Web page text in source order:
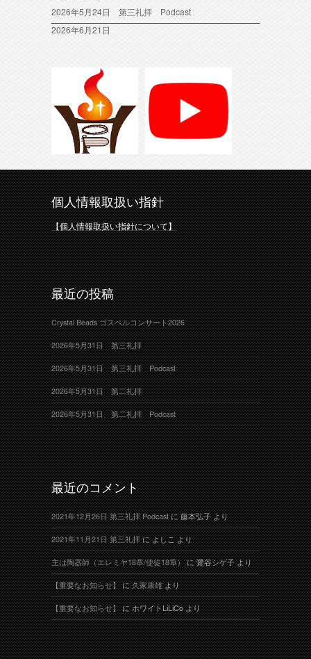
2026年5月24日 第三礼拝 Podcast
2026年6月21日
個人情報取扱い指針
【個人情報取扱い指針について】
最近の投稿
Crystal Beads ゴスペルコンサート2026
2026年5月31日 第三礼拝
2026年5月31日 第三礼拝 Podcast
2026年5月31日 第二礼拝
2026年5月31日 第二礼拝 Podcast
最近のコメント
2021年12月26日 第三礼拝 Podcastに藤本弘子より
2021年11月21日 第三礼拝によしこより
主は陶器師（エレミヤ18章/使徒18章）に鷺谷シゲ子より
【重要なお知らせ】に久家康雄より
【重要なお知らせ】にホワイトLiLiCoより